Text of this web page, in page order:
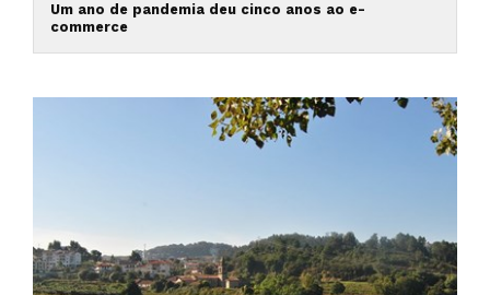
Um ano de pandemia deu cinco anos ao e-
commerce